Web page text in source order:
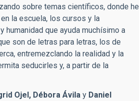
sobre temas científicos, donde he
la escuela, los cursos y la
humanidad que ayuda muchísimo a
son de letras para letras, los de
entremezclando la realidad y la
seducirles y, a partir de la
Ojel, Débora Ávila y Daniel